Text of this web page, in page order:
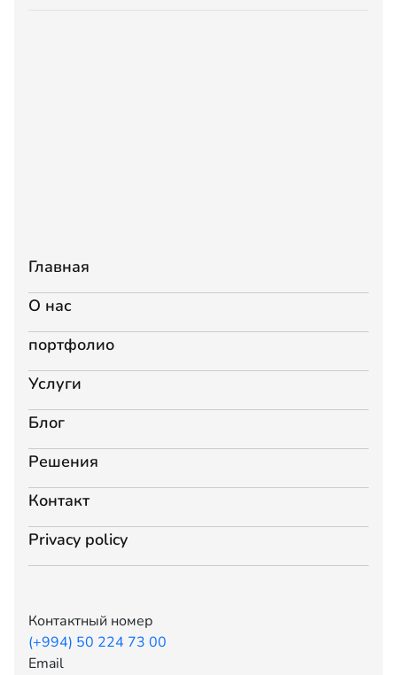
Главная
О нас
портфолио
Услуги
Блог
Решения
Контакт
Privacy policy
Контактный номер
(+994) 50 224 73 00
Email